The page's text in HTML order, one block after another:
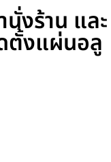
งร้าน และ
ตั้งแผ่นอลู